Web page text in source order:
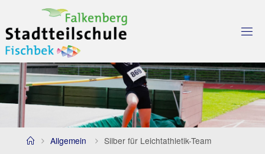
to
content
HomeAllgemein Silber für Leichtathletik-Team